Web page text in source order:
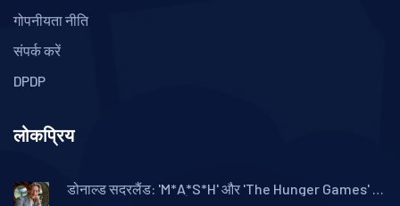
गोपनीयता नीति
संपर्क करें
DPDP
लोकप्रिय
डोनाल्ड सदरलैंड: 'M*A*S*H' और 'The Hunger Games' के